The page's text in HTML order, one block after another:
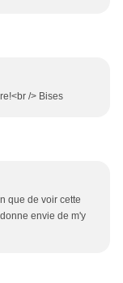
/> Bises
que de voir cette
envie de m'y